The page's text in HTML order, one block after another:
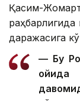
Қасим-
даражасига
— Бу
ойида